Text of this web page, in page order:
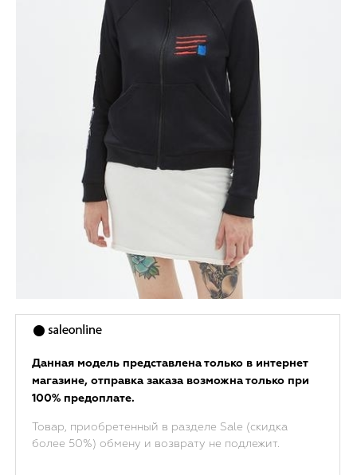
Данная модель представлена только в интернет
магазине, отправка заказа возможна только при
100% предоплате.
Товар, приобретенный в разделе Sale (скидка
более 50%) обмену и возврату не подлежит.